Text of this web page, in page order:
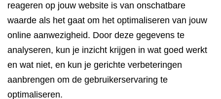
reageren op jouw website is van onschatbare
waarde als het gaat om het optimaliseren van jouw
online aanwezigheid. Door deze gegevens te
analyseren, kun je inzicht krijgen in wat goed werkt
en wat niet, en kun je gerichte verbeteringen
aanbrengen om de gebruikerservaring te
optimaliseren.